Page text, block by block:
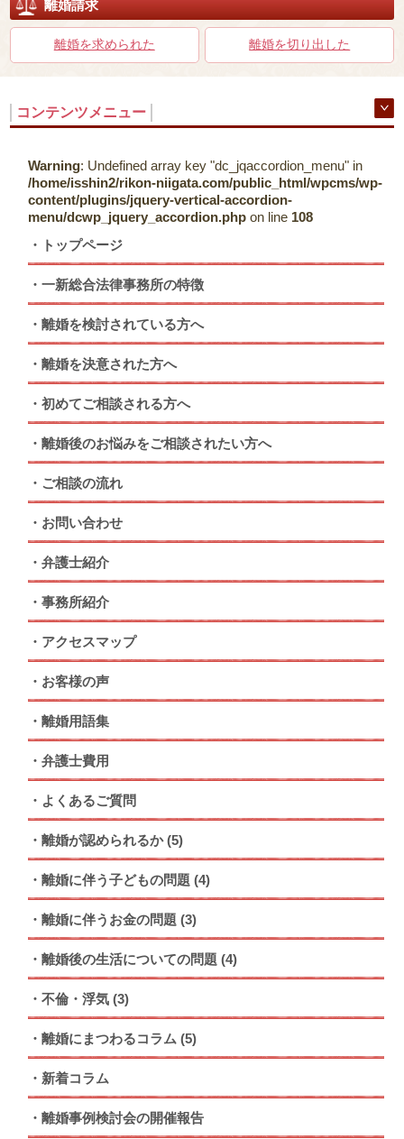
離婚請求
離婚を求められた 離婚を切り出した
コンテンツメニュー
Warning: Undefined array key "dc_jqaccordion_menu" in
/home/isshin2/rikon-niigata.com/public_html/wpcms/wp-
content/plugins/jquery-vertical-accordion-
menu/dcwp_jquery_accordion.php on line 108
トップページ
一新総合法律事務所の特徴
離婚を検討されている方へ
離婚を決意された方へ
初めてご相談される方へ
離婚後のお悩みをご相談されたい方へ
ご相談の流れ
お問い合わせ
弁護士紹介
事務所紹介
アクセスマップ
お客様の声
離婚用語集
弁護士費用
よくあるご質問
離婚が認められるか (5)
離婚に伴う子どもの問題 (4)
離婚に伴うお金の問題 (3)
離婚後の生活についての問題 (4)
不倫・浮気 (3)
離婚にまつわるコラム (5)
新着コラム
離婚事例検討会の開催報告